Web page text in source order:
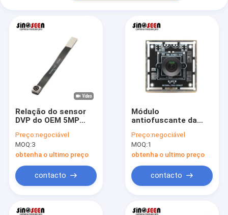
Relação do sensor
DVP do OEM 5MP
OV5640 para o
reconhecimento da
varredura do código
Preço:negociável
MOQ:3
obtenha o ultimo preço
contacto
Módulo
antiofuscante da
WDR USB da câmara
de segurança de 4MP
GC4653
Preço:negociável
MOQ:1
obtenha o ultimo preço
contacto